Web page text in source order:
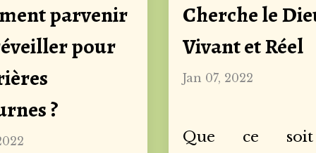
parvenir
pour
?
Cherche le
Vivant et Réel
Jan 07, 2022
Que ce